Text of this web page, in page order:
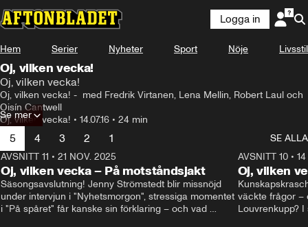
Logga in
Hem Serier Nyheter Sport Nöje Livsstil
Oj, vilken vecka!
Oj, vilken vecka!
Oj, vilken vecka! -  med Fredrik Virtanen, Lena Mellin, Robert Laul och
Oisín Cantwell
Oj, vilken vecka! • 14.07.16 • 24 min
Se mer
5 4 3 2 1
SE ALLA
AVSNITT 11 • 21 NOV. 2025
Oj, vilken vecka – På motståndsjakt
Säsongsavslutning! Jenny Strömstedt blir missnöjd
under intervjun i "Nyhetsmorgon", stressiga momentet
i "På spåret" får kanske sin förklaring – och vad
AVSNITT 10•
Oj, vilken
väckte frågor –
Louvrenkupp?